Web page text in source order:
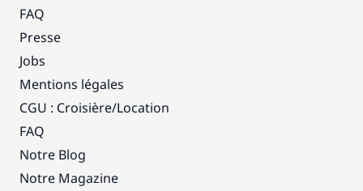
FAQ
Presse
Jobs
Mentions légales
CGU : Croisière/Location
FAQ
Notre Blog
Notre Magazine